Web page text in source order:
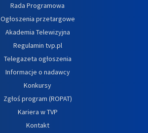
Rada Programowa
Ogłoszenia przetargowe
Akademia Telewizyjna
Regulamin tvp.pl
Telegazeta ogłoszenia
Informacje o nadawcy
Konkursy
Zgłoś program (ROPAT)
Kariera w TVP
Kontakt